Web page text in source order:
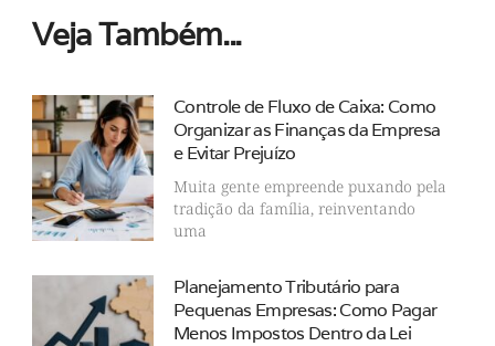
Veja Também...
Controle de Fluxo de Caixa: Como
Organizar as Finanças da Empresa
e Evitar Prejuízo
Muita gente empreende puxando pela
tradição da família, reinventando
uma
Planejamento Tributário para
Pequenas Empresas: Como Pagar
Menos Impostos Dentro da Lei